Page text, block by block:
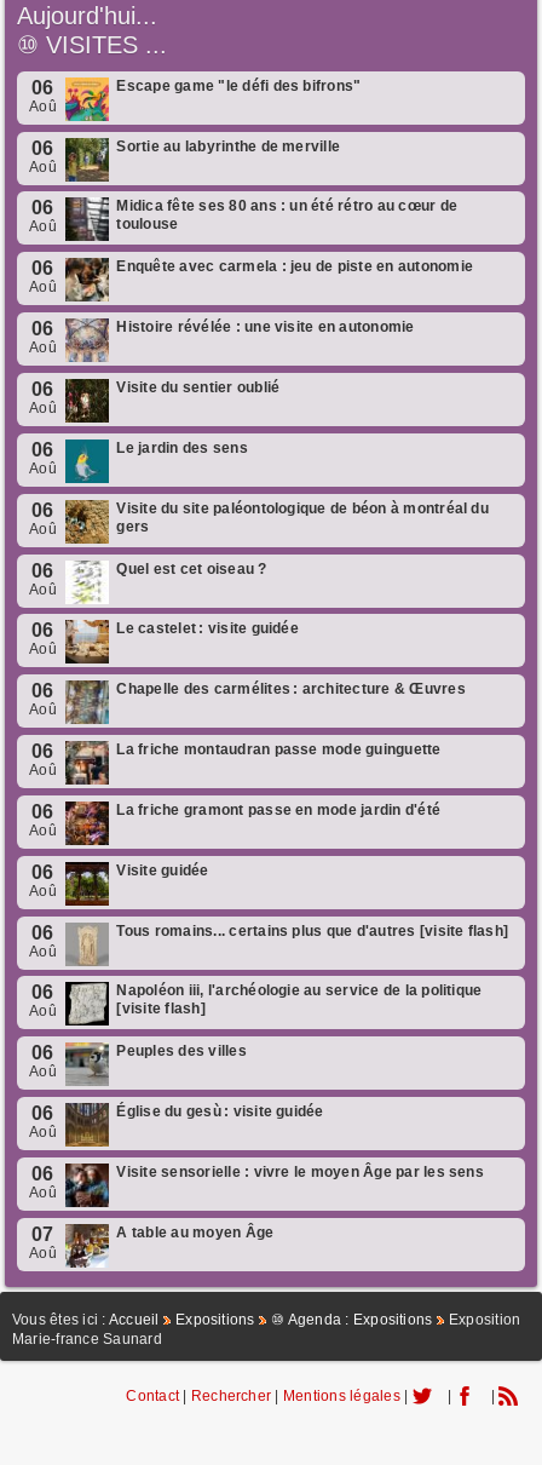
Aujourd'hui...
⑩VISITES ...
06
Aoû
Escape game "le défi des bifrons"
06
Aoû
Sortie au labyrinthe de merville
06
Aoû
Midica fête ses 80 ans : un été rétro au cœur de
toulouse
06
Aoû
Enquête avec carmela : jeu de piste en autonomie
06
Aoû
Histoire révélée : une visite en autonomie
06
Aoû
Visite du sentier oublié
06
Aoû
Le jardin des sens
06
Aoû
Visite du site paléontologique de béon à montréal du
gers
06
Aoû
Quel est cet oiseau ?
06
Aoû
Le castelet : visite guidée
06
Aoû
Chapelle des carmélites : architecture & Œuvres
06
Aoû
La friche montaudran passe mode guinguette
06
Aoû
La friche gramont passe en mode jardin d'été
06
Aoû
Visite guidée
06
Aoû
Tous romains... certains plus que d'autres [visite flash]
06
Aoû
Napoléon iii, l'archéologie au service de la politique
[visite flash]
06
Aoû
Peuples des villes
06
Aoû
Église du gesù : visite guidée
06
Aoû
Visite sensorielle : vivre le moyen Âge par les sens
07
Aoû
A table au moyen Âge
Vous êtes ici : Accueil Expositions ⑩ Agenda : Expositions
Exposition
Marie-france Saunard
Contact| Rechercher | Mentions légales| | |